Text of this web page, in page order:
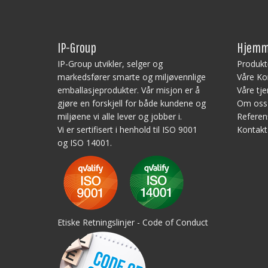
Materiale: Virgin PE-1A
Isolasjon: PUR (Polyuretanskum)
Merk!
Nedfrysing – bruk av beholdere i fryser:
Bruk av isolerte containere til å fryse
innholdet anbefales ikke, da dette kan
føre til strukturelle skader. Det er
forbudt å kaste frosne varer i isolerte
kanter og/eller vekten av frosne
gjenstander dekkes ikke av garantien.
IP-Group
IP-Group utvikler, selger og
markedsfører smarte og miljøvennlige
emballasjeprodukter. Vår misjon er å
gjøre en forskjell for både kundene og
miljøene vi alle lever og jobber i.
Vi er sertifisert i henhold til ISO 9001
og ISO 14001.
Etiske Retningslinjer - Code of Conduct
Våre
Våre
Om oss
Kontakt